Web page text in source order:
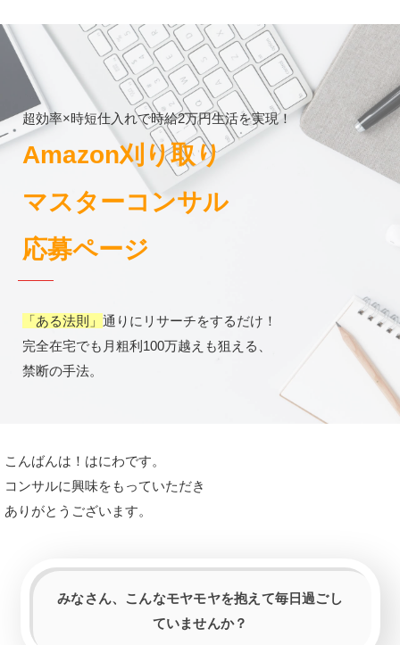
超効率×時短仕入れで時給2万円生活を実現！
Amazon刈り取り
マスターコンサル
応募ページ
「ある法則」 通りにリサーチをするだけ！
完全在宅でも月粗利100万越えも狙える、
禁断の手法。
こんばんは！はにわです。
コンサルに興味をもっていただき
ありがとうございます。
みなさん、こんなモヤモヤを抱えて毎日過ごし
ていませんか？